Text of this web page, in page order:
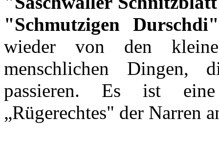
"Schmutzigen
wieder von den
menschlichen Dingen,
passieren. Es ist eine
„Rügerechtes" der Narren